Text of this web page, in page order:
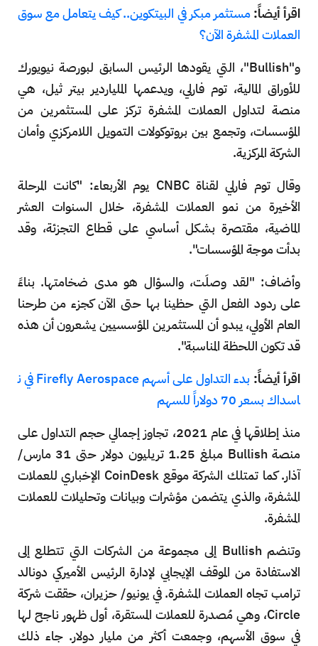
اقرأ أيضاً:مستثمر مبكر في البيتكوين.. كيف يتعامل مع سوق
العملات المشفرة الآن؟
و"Bullish"، التي يقودها الرئيس السابق لبورصة نيويورك
للأوراق المالية، توم فارلي، ويدعمها الملياردير بيتر ثيل، هي
منصة لتداول العملات المشفرة تركز على المستثمرين من
المؤسسات، وتجمع بين بروتوكولات التمويل اللامركزي وأمان
الشركة المركزية.
وقال توم فارلي لقناة CNBC يوم الأربعاء: "كانت المرحلة
الأخيرة من نمو العملات المشفرة، خلال السنوات العشر
الماضية، مقتصرة بشكل أساسي على قطاع التجزئة، وقد
بدأت موجة المؤسسات".
وأضاف: "لقد وصلَت، والسؤال هو مدى ضخامتها. بناءً
على ردود الفعل التي حظينا بها حتى الآن كجزء من طرحنا
العام الأولي، يبدو أن المستثمرين المؤسسيين يشعرون أن هذه
قد تكون اللحظة المناسبة".
اقرأ أيضاً:
بدء التداول على أسهم Firefly Aerospace في ن
اسداك بسعر 70 دولاراً للسهم
منذ إطلاقها في عام 2021، تجاوز إجمالي حجم التداول على
منصة Bullish مبلغ 1.25 تريليون دولار حتى 31 مارس/
آذار. كما تمتلك الشركة موقع CoinDesk الإخباري للعملات
المشفرة، والذي يتضمن مؤشرات وبيانات وتحليلات للعملات
المشفرة.
وتنضم Bullish إلى مجموعة من الشركات التي تتطلع إلى
الاستفادة من الموقف الإيجابي لإدارة الرئيس الأميركي دونالد
ترامب تجاه العملات المشفرة. في يونيو/ حزيران، حققت شركة
Circle، وهي مُصدرة للعملات المستقرة، أول ظهور ناجح لها
في سوق الأسهم، وجمعت أكثر من مليار دولار. جاء ذلك